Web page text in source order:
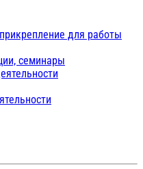
для работы
семинары